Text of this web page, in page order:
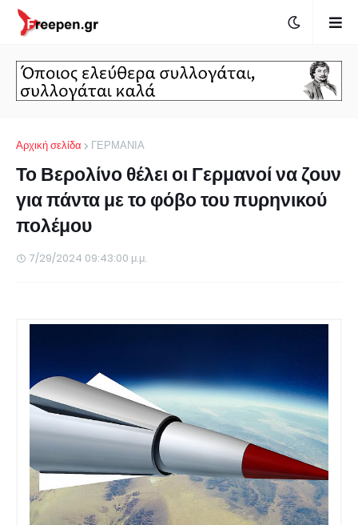
Αρχική σελίδα ΓΕΡΜΑΝΙΑ
Το Βερολίνο θέλει οι Γερμανοί να ζουν
για πάντα με το φόβο του πυρηνικού
πολέμου
7/29/2024 09:43:00 μ.μ.